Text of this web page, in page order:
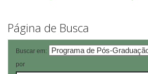
Página de Busca
Buscar em:
por